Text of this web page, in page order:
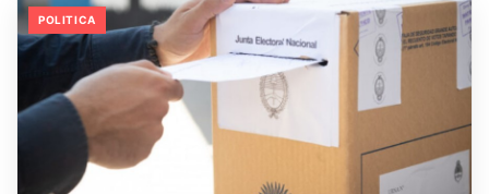
POLITICA